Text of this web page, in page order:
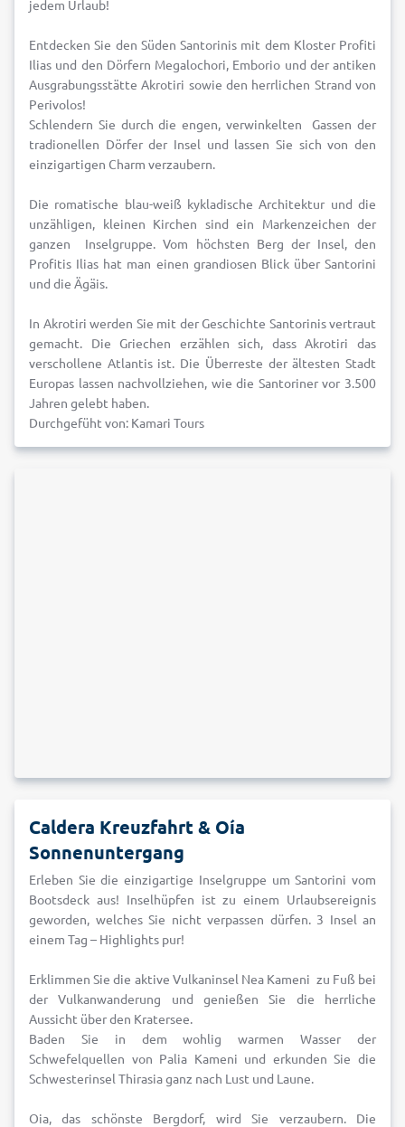
jedem Urlaub!
Entdecken Sie den Süden Santorinis mit dem Kloster Profiti
Ilias und den Dörfern Megalochori, Emborio und der antiken
Ausgrabungsstätte Akrotiri sowie den herrlichen Strand von
Perivolos!
Schlendern Sie durch die engen, verwinkelten Gassen der
tradionellen Dörfer der Insel und lassen Sie sich von den
einzigartigen Charm verzaubern.
Die romatische blau-weiß kykladische Architektur und die
unzähligen, kleinen Kirchen sind ein Markenzeichen der
ganzen Inselgruppe. Vom höchsten Berg der Insel, den
Profitis Ilias hat man einen grandiosen Blick über Santorini
und die Ägäis.
In Akrotiri werden Sie mit der Geschichte Santorinis vertraut
gemacht. Die Griechen erzählen sich, dass Akrotiri das
verschollene Atlantis ist. Die Überreste der ältesten Stadt
Europas lassen nachvollziehen, wie die Santoriner vor 3.500
Jahren gelebt haben.
Durchgefüht von: Kamari Tours
Caldera Kreuzfahrt & Oía
Sonnenuntergang
Erleben Sie die einzigartige Inselgruppe um Santorini vom
Bootsdeck aus! Inselhüpfen ist zu einem Urlaubsereignis
geworden, welches Sie nicht verpassen dürfen. 3 Insel an
einem Tag – Highlights pur!
Erklimmen Sie die aktive Vulkaninsel Nea Kameni zu Fuß bei
der Vulkanwanderung und genießen Sie die herrliche
Aussicht über den Kratersee.
Baden Sie in dem wohlig warmen Wasser der
Schwefelquellen von Palia Kameni und erkunden Sie die
Schwesterinsel Thirasia ganz nach Lust und Laune.
Oia, das schönste Bergdorf, wird Sie verzaubern. Die